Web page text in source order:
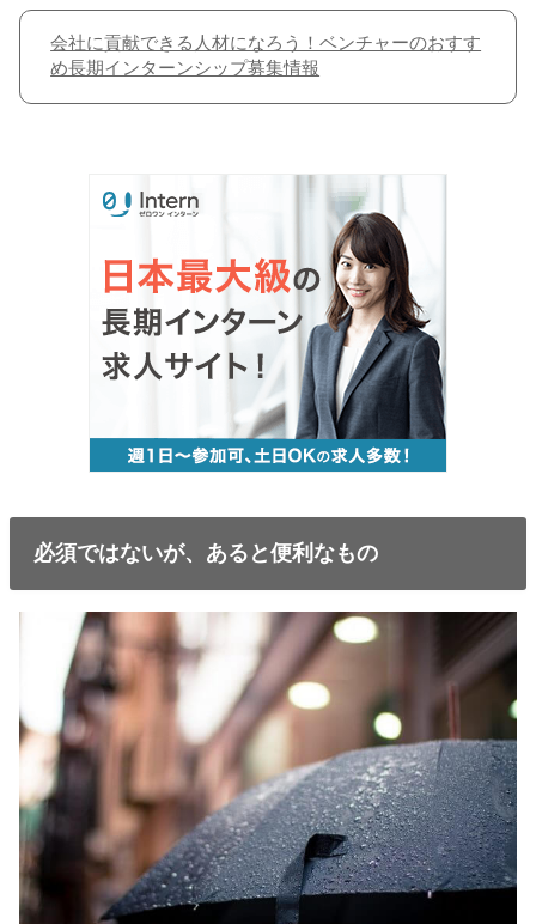
会社に貢献できる人材になろう！ベンチャーのおすす
め長期インターンシップ募集情報
必須ではないが、あると便利なもの